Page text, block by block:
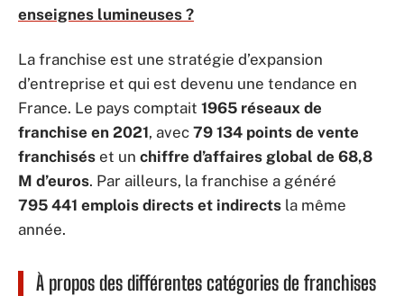
enseignes lumineuses ?
La franchise est une stratégie d’expansion
d’entreprise et qui est devenu une tendance en
France. Le pays comptait 1965 réseaux de
franchise en 2021, avec 79 134 points de vente
franchisés et un chiffre d’affaires global de 68,8
M d’euros. Par ailleurs, la franchise a généré
795 441 emplois directs et indirects la même
année.
À propos des différentes catégories de franchises